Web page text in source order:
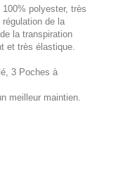
polyester, très
de la
la transpiration
et très élastique.
3 Poches à
meilleur maintien.